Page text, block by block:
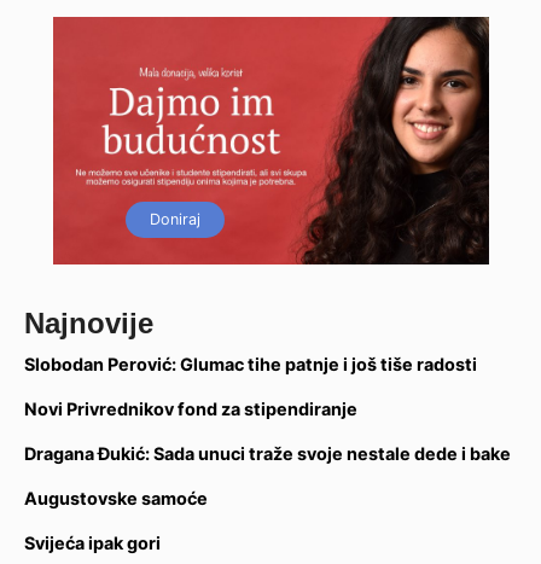
Doniraj
Najnovije
Slobodan Perović: Glumac tihe patnje i još tiše radosti
Novi Privrednikov fond za stipendiranje
Dragana Đukić: Sada unuci traže svoje nestale dede i bake
Augustovske samoće
Svijeća ipak gori